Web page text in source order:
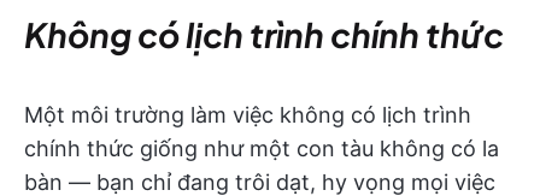
Không có lịch trình chính thức
Một môi trường làm việc không có lịch trình
chính thức giống như một con tàu không có la
bàn — bạn chỉ đang trôi dạt, hy vọng mọi việc